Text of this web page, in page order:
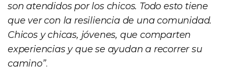
son atendidos por los chicos. Todo esto tiene
que ver con la resiliencia de una comunidad.
Chicos y chicas, jóvenes, que comparten
experiencias y que se ayudan a recorrer su
camino”.